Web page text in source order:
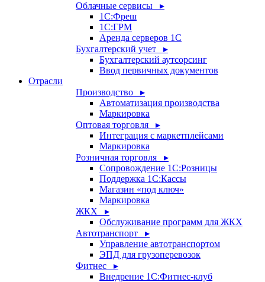
Облачные сервисы ▸
1С:Фреш
1С:ГРМ
Аренда серверов 1С
Бухгалтерский учет ▸
Бухгалтерский аутсорсинг
Ввод первичных документов
Отрасли
Производство ▸
Автоматизация производства
Маркировка
Оптовая торговля ▸
Интеграция с маркетплейсами
Маркировка
Розничная торговля ▸
Сопровождение 1С:Розницы
Поддержка 1С:Кассы
Магазин «под ключ»
Маркировка
ЖКХ ▸
Обслуживание программ для ЖКХ
Автотранспорт ▸
Управление автотранспортом
ЭПД для грузоперевозок
Фитнес ▸
Внедрение 1С:Фитнес-клуб